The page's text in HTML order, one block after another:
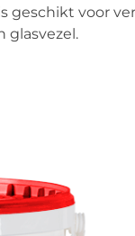
geschikt voor
glasvezel.